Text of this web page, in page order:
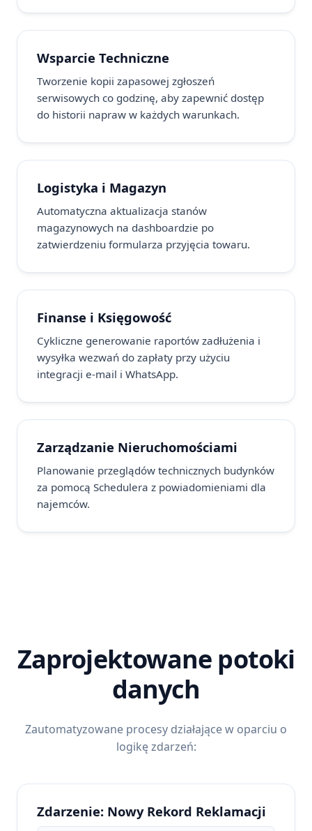
Wsparcie Techniczne
Tworzenie kopii zapasowej zgłoszeń
serwisowych co godzinę, aby zapewnić dostęp
do historii napraw w każdych warunkach.
Logistyka i Magazyn
Automatyczna aktualizacja stanów
magazynowych na dashboardzie po
zatwierdzeniu formularza przyjęcia towaru.
Finanse i Księgowość
Cykliczne generowanie raportów zadłużenia i
wysyłka wezwań do zapłaty przy użyciu
integracji e-mail i WhatsApp.
Zarządzanie Nieruchomościami
Planowanie przeglądów technicznych budynków
za pomocą Schedulera z powiadomieniami dla
najemców.
Zaprojektowane potoki
danych
Zautomatyzowane procesy działające w oparciu o
logikę zdarzeń:
Zdarzenie: Nowy Rekord Reklamacji